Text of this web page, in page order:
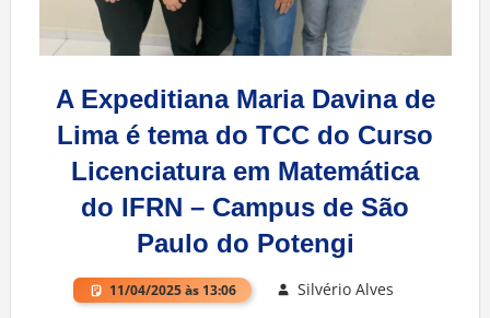
A Expeditiana Maria Davina de
Lima é tema do TCC do Curso
Licenciatura em Matemática
do IFRN – Campus de São
Paulo do Potengi
11/04/2025 às 13:06 Silvério Alves